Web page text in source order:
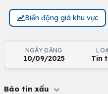
Biến động giá khu vực
NGÀY ĐĂNG
10/09/2025 Tin
Báo tin xấu